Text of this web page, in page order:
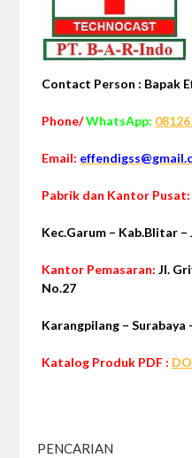
Contact Person : Bapak
Phone/WhatsApp:
Email:
Pabrik dan Kantor Pusat:
Kec.Garum – Kab.Blitar –
Kantor Pemasaran:Jl.
No.27
Karangpilang –
Katalog Produk PDF :
PENCARIAN